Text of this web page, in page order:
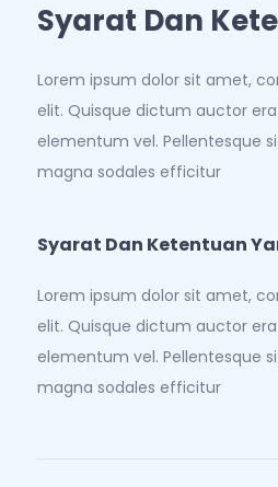
Syarat Dan
Lorem ipsum dolor sit amet,
elit. Quisque dictum auctor
elementum vel. Pellentesque
magna sodales efficitur
Syarat Dan Ketentuan
Lorem ipsum dolor sit amet,
elit. Quisque dictum auctor
elementum vel. Pellentesque
magna sodales efficitur